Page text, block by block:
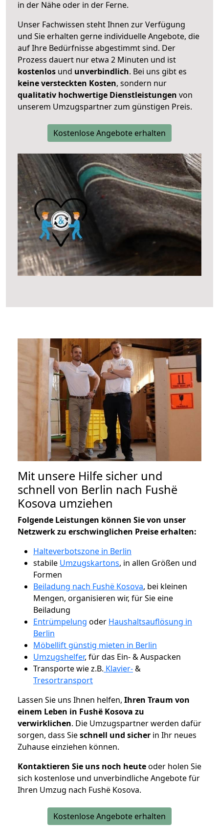
in der Nähe oder in der Ferne.
Unser Fachwissen steht Ihnen zur Verfügung
und Sie erhalten gerne individuelle Angebote, die
auf Ihre Bedürfnisse abgestimmt sind. Der
Prozess dauert nur etwa 2 Minuten und ist
kostenlos und unverbindlich. Bei uns gibt es
keine versteckten Kosten, sondern nur
qualitativ hochwertige Dienstleistungen von
unserem Umzugspartner zum günstigen Preis.
Kostenlose Angebote erhalten
Mit unsere Hilfe sicher und
schnell von Berlin nach Fushë
Kosova umziehen
Folgende Leistungen können Sie von unser
Netzwerk zu erschwinglichen Preise erhalten:
Halteverbotszone in Berlin
stabile Umzugskartons, in allen Größen und
Formen
Beiladung nach Fushë Kosova, bei kleinen
Mengen, organisieren wir, für Sie eine
Beiladung
Entrümpelung oder Haushaltsauflösung in
Berlin
Möbellift günstig mieten in Berlin
Umzugshelfer, für das Ein- & Auspacken
Transporte wie z.B. Klavier-&
Tresortransport
Lassen Sie uns Ihnen helfen, Ihren Traum von
einem Leben in Fushë Kosova zu
verwirklichen. Die Umzugspartner werden dafür
sorgen, dass Sieschnell und sicher in Ihr neues
Zuhause einziehen können.
Kontaktieren Sie uns noch heuteoder holen Sie
sich kostenlose und unverbindliche Angebote für
Ihren Umzug nach Fushë Kosova.
Kostenlose Angebote erhalten